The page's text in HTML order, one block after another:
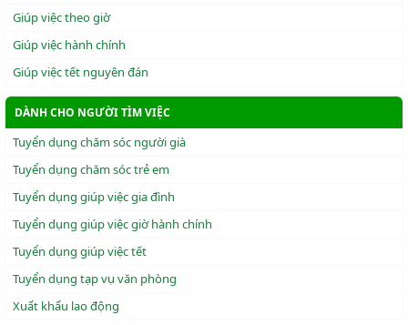
Giúp việc theo giờ
Giúp việc hành chính
Giúp việc tết nguyên đán
DÀNH CHO NGƯỜI TÌM VIỆC
Tuyển dụng chăm sóc người già
Tuyển dụng chăm sóc trẻ em
Tuyển dụng giúp việc gia đình
Tuyển dụng giúp việc giờ hành chính
Tuyển dụng giúp việc tết
Tuyển dụng tạp vụ văn phòng
Xuẩt khẩu lao động